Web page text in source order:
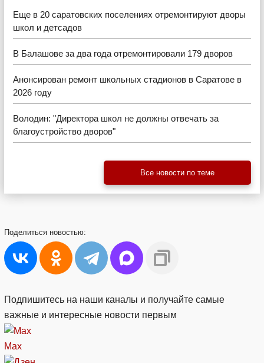
Еще в 20 саратовских поселениях отремонтируют дворы
школ и детсадов
В Балашове за два года отремонтировали 179 дворов
Анонсирован ремонт школьных стадионов в Саратове в
2026 году
Володин: "Директора школ не должны отвечать за
благоустройство дворов"
Все новости по теме
Поделиться новостью:
Подпишитесь на наши каналы и получайте самые
важные и интересные новости первым
Max